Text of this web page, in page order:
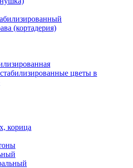
(кортадерия)
цветы в
корица